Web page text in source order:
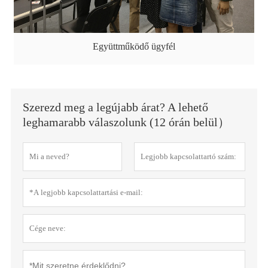
Együttműködő ügyfél
Szerezd meg a legújabb árat? A lehető
leghamarabb válaszolunk (12 órán belül）